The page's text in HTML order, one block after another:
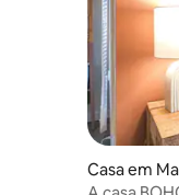
Casa em